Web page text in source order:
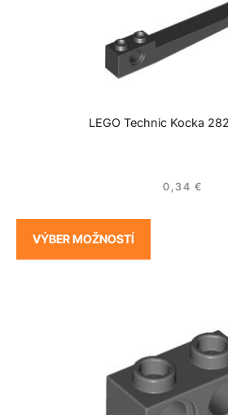
LEGO Technic Kocka
0,34 €
VÝBER MOŽNOSTÍ